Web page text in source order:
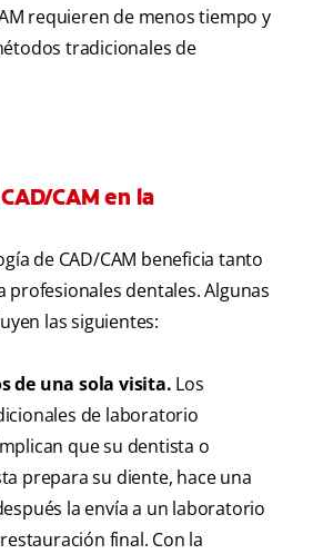
requieren de menos tiempo y
tradicionales de
CAM en la
de CAD/CAM beneficia tanto
profesionales dentales. Algunas
las siguientes:
de una sola visita. Los
de laboratorio
que su dentista o
prepara su diente, hace una
la envía a un laboratorio
final. Con la